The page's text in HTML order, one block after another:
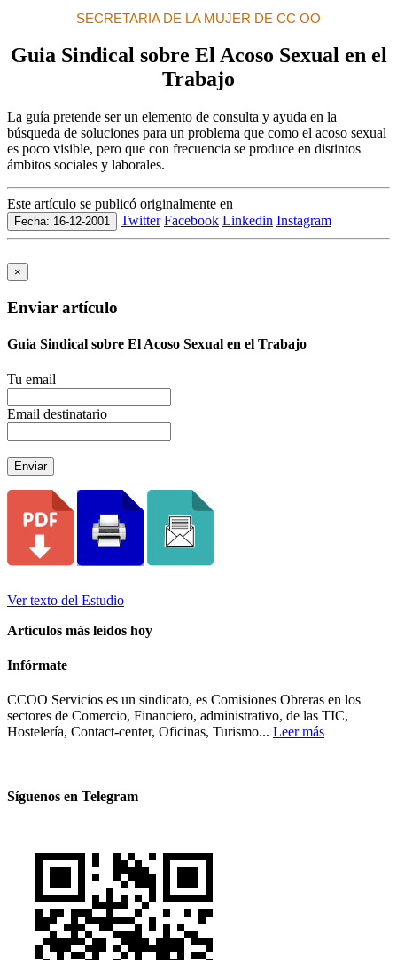
SECRETARIA DE LA MUJER DE CC OO
Guia Sindical sobre El Acoso Sexual en el
Trabajo
La guía pretende ser un elemento de consulta y ayuda en la
búsqueda de soluciones para un problema que como el acoso sexual
es poco visible, pero que con frecuencia se produce en distintos
ámbitos sociales y laborales.
Este artículo se publicó originalmente en
Fecha: 16-12-2001 Twitter Facebook Linkedin Instagram
×
Enviar artículo
Guia Sindical sobre El Acoso Sexual en el Trabajo
Tu email
Email destinatario
Enviar
Ver texto del Estudio
Artículos más leídos hoy
Infórmate
CCOO Servicios es un sindicato, es Comisiones Obreras en los
sectores de Comercio, Financiero, administrativo, de las TIC,
Hostelería, Contact-center, Oficinas, Turismo... Leer más
Síguenos en Telegram